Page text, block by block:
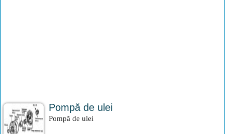
Pompă de ulei
Pompă de ulei